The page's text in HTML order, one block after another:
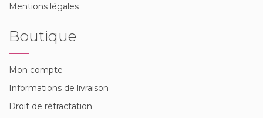
Mentions légales
Boutique
Mon compte
Informations de livraison
Droit de rétractation